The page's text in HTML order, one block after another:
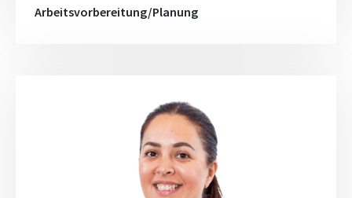
Arbeitsvorbereitung/Planung